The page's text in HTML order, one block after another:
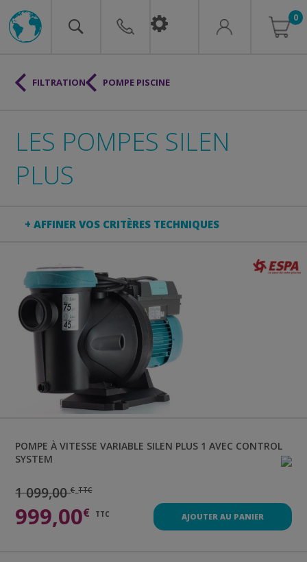
0
LES POMPES SILEN
PLUS
+ AFFINER VOS CRITÈRES TECHNIQUES
POMPE À VITESSE VARIABLE SILEN PLUS 1 AVEC CONTROL
SYSTEM
1 099,00€ TTC
999,00€ TTC AJOUTER AU PANIER
FILTRATION POMPE PISCINE